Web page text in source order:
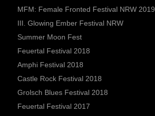
MFM: Female Fronted Festival NRW 2019
III. Glowing Ember Festival NRW
Summer Moon Fest
Feuertal Festival 2018
Amphi Festival 2018
Castle Rock Festival 2018
Grolsch Blues Festival 2018
Feuertal Festival 2017